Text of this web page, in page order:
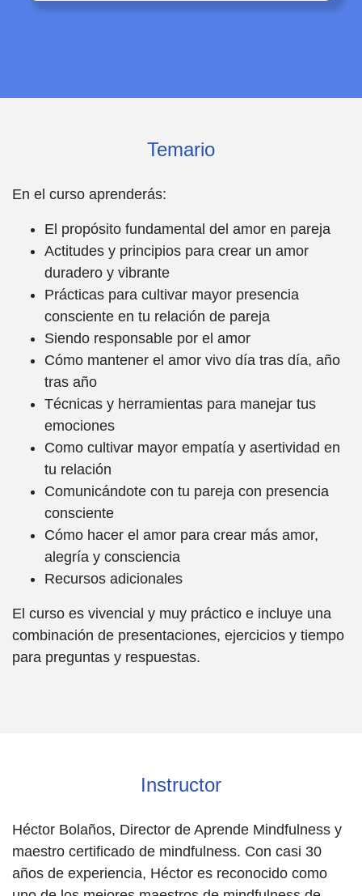
Temario
En el curso aprenderás:
El propósito fundamental del amor en pareja
Actitudes y principios para crear un amor
duradero y vibrante
Prácticas para cultivar mayor presencia
consciente en tu relación de pareja
Siendo responsable por el amor
Cómo mantener el amor vivo día tras día, año
tras año
Técnicas y herramientas para manejar tus
emociones
Como cultivar mayor empatía y asertividad en
tu relación
Comunicándote con tu pareja con presencia
consciente
Cómo hacer el amor para crear más amor,
alegría y consciencia
Recursos adicionales
El curso es vivencial y muy práctico e incluye una
combinación de presentaciones, ejercicios y tiempo
para preguntas y respuestas.
Instructor
Héctor Bolaños, Director de Aprende Mindfulness y
maestro certificado de mindfulness. Con casi 30
años de experiencia, Héctor es reconocido como